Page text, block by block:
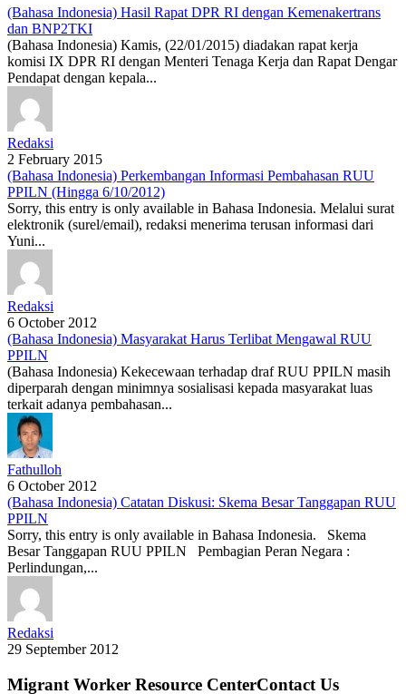
(Bahasa Indonesia) Hasil Rapat DPR RI dengan Kemenakertrans
dan BNP2TKI
(Bahasa Indonesia) Kamis, (22/01/2015) diadakan rapat kerja
komisi IX DPR RI dengan Menteri Tenaga Kerja dan Rapat Dengar
Pendapat dengan kepala...
Redaksi
2 February 2015
(Bahasa Indonesia) Perkembangan Informasi Pembahasan RUU
PPILN (Hingga 6/10/2012)
Sorry, this entry is only available in Bahasa Indonesia. Melalui surat
elektronik (surel/email), redaksi menerima terusan informasi dari
Yuni...
Redaksi
6 October 2012
(Bahasa Indonesia) Masyarakat Harus Terlibat Mengawal RUU
PPILN
(Bahasa Indonesia) Kekecewaan terhadap draf RUU PPILN masih
diperparah dengan minimnya sosialisasi kepada masyarakat luas
terkait adanya pembahasan...
Fathulloh
6 October 2012
(Bahasa Indonesia) Catatan Diskusi: Skema Besar Tanggapan RUU
PPILN
Sorry, this entry is only available in Bahasa Indonesia. Skema
Besar Tanggapan RUU PPILN Pembagian Peran Negara :
Perlindungan,...
Redaksi
29 September 2012
Migrant Worker Resource CenterContact Us